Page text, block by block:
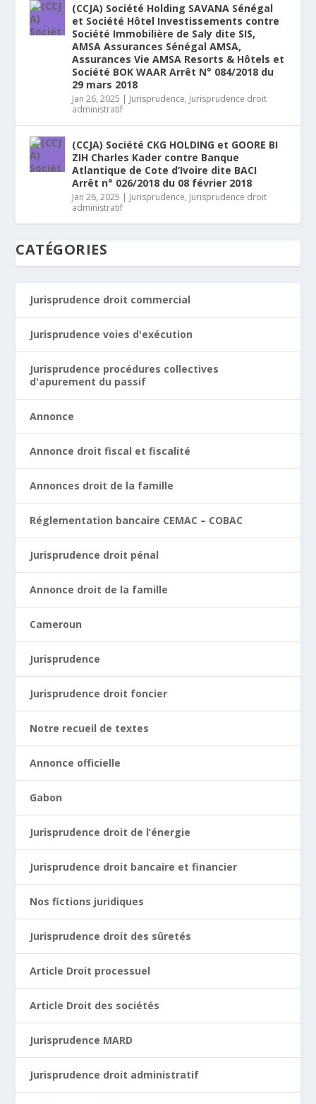
(CCJA) Société Holding SAVANA Sénégal
et Société Hôtel Investissements contre
Société Immobilière de Saly dite SIS,
AMSA Assurances Sénégal AMSA,
Assurances Vie AMSA Resorts & Hôtels et
Société BOK WAAR Arrêt N° 084/2018 du
29 mars 2018
Jan 26, 2025 | Jurisprudence, Jurisprudence droit
administratif
(CCJA) Société CKG HOLDING et GOORE BI
ZIH Charles Kader contre Banque
Atlantique de Cote d’Ivoire dite BACI
Arrêt n° 026/2018 du 08 février 2018
Jan 26, 2025 | Jurisprudence, Jurisprudence droit
administratif
CATÉGORIES
Jurisprudence droit commercial
Jurisprudence voies d'exécution
Jurisprudence procédures collectives
d'apurement du passif
Annonce
Annonce droit fiscal et fiscalité
Annonces droit de la famille
Réglementation bancaire CEMAC – COBAC
Jurisprudence droit pénal
Annonce droit de la famille
Cameroun
Jurisprudence
Jurisprudence droit foncier
Notre recueil de textes
Annonce officielle
Gabon
Jurisprudence droit de l’énergie
Jurisprudence droit bancaire et financier
Nos fictions juridiques
Jurisprudence droit des sûretés
Article Droit processuel
Article Droit des sociétés
Jurisprudence MARD
Jurisprudence droit administratif